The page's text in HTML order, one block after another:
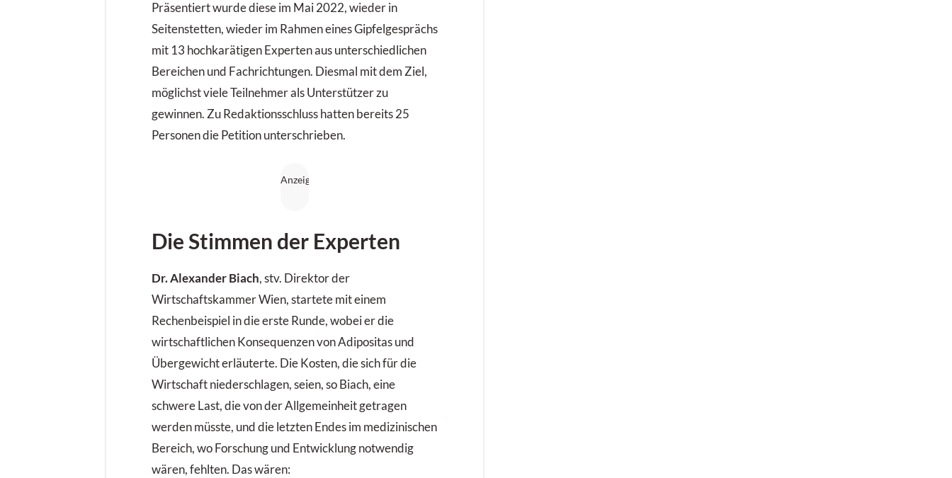
Präsentiert wurde diese im Mai 2022, wieder in
Seitenstetten, wieder im Rahmen eines Gipfelgesprächs
mit 13 hochkarätigen Experten aus unterschiedlichen
Bereichen und Fachrichtungen. Diesmal mit dem Ziel,
möglichst viele Teilnehmer als Unterstützer zu
gewinnen. Zu Redaktionsschluss hatten bereits 25
Personen die Petition unterschrieben.
Die Stimmen der Experten
Dr. Alexander Biach, stv. Direktor der
Wirtschaftskammer Wien, startete mit einem
Rechenbeispiel in die erste Runde, wobei er die
wirtschaftlichen Konsequenzen von Adipositas und
Übergewicht erläuterte. Die Kosten, die sich für die
Wirtschaft niederschlagen, seien, so Biach, eine
schwere Last, die von der Allgemeinheit getragen
werden müsste, und die letzten Endes im medizinischen
Bereich, wo Forschung und Entwicklung notwendig
wären, fehlten. Das wären: